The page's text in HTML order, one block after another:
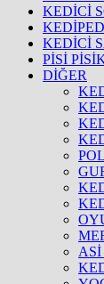
KEDİCİ
KEDİCİ
PİSİ
DİĞER